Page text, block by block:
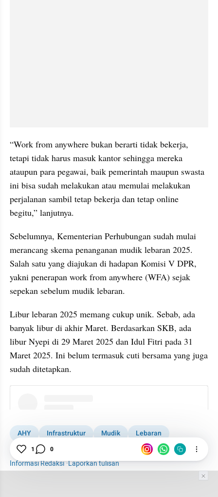
“Work from anywhere bukan berarti tidak bekerja,
tetapi tidak harus masuk kantor sehingga mereka
ataupun para pegawai, baik pemerintah maupun swasta
ini bisa sudah melakukan atau memulai melakukan
perjalanan sambil tetap bekerja dan tetap online
begitu,” lanjutnya.
Sebelumnya, Kementerian Perhubungan sudah mulai
merancang skema penanganan mudik lebaran 2025.
Salah satu yang diajukan di hadapan Komisi V DPR,
yakni penerapan work from anywhere (WFA) sejak
sepekan sebelum mudik lebaran.
Libur lebaran 2025 memang cukup unik. Sebab, ada
banyak libur di akhir Maret. Berdasarkan SKB, ada
libur Nyepi di 29 Maret 2025 dan Idul Fitri pada 31
Maret 2025. Ini belum termasuk cuti bersama yang juga
sudah ditetapkan.
AHY Infrastruktur Mudik
Lebaran
Kemenhub
Informasi Redaksi·Laporkan tulisan
1 0